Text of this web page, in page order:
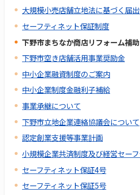
大規模小売店舗立地法に基づく届
セーフティネット保証制度
下野市まちなか商店リフォーム補
下野市空き店舗活用事業奨励金
中小企業融資制度のご案内
中小企業制度金融利子補給
事業承継について
下野市立地企業連絡協議会について
認定創業支援等事業計画
小規模企業共済制度及び経営セー
セーフティネット保証4号
セーフティネット保証5号